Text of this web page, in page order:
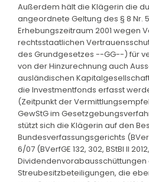
Außerdem hält die Klägerin die
angeordnete Geltung des § 8 Nr.
Erhebungszeitraum 2001 wegen
rechtsstaatlichen
des Grundgesetzes --GG--) für
von der Hinzurechnung auch
ausländischen
die Investmentfonds erfasst
(Zeitpunkt der
GewStG im
stützt sich die Klägerin auf den
Bundesverfassungsgerichts
6/07 (BVerfGE 132, 302, BStBl II
Dividendenvorabausschüttungen
Streubesitzbeteiligungen, die